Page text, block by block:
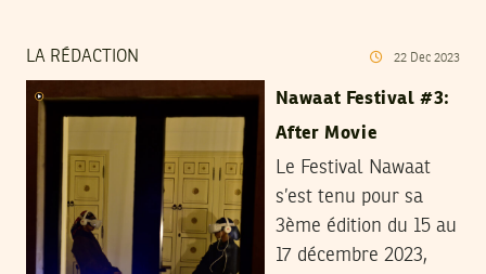
LA RÉDACTION 22 Dec 2023
Nawaat Festival #3:
After Movie
Le Festival Nawaat
s’est tenu pour sa
3ème édition du 15 au
17 décembre 2023,